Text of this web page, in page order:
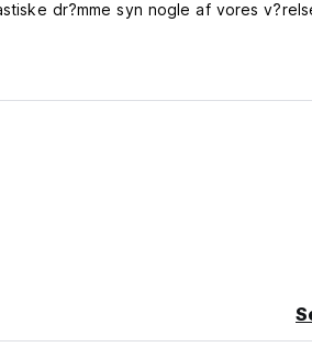
billigere v?relser med f?lles
familie eller venner, og altid ha? et
de s?jour)
din bagage i vores bagage